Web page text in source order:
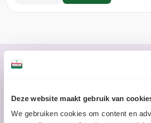
Deze website maakt gebruik van
We gebruiken cookies om content en
JE KUNT ER HEERLIJKE